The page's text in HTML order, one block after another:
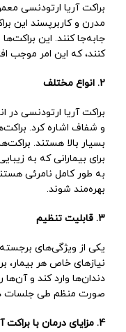
براکت آریا ارتودنسی
مدرن و کاربرپسند این
جابه‌جا کنند. این
کنند، که این امر موجب
2. انواع مختلف
براکت آریا ارتودنسی
و شفاف اشاره کرد.
بسیار بالا هستند.
به طور کامل نامرئی
بهره‌مند شوند.
3. قابلیت تنظیم
یکی از ویژگی‌های
نیازهای خاص هر بیمار،
دندان‌ها وارد کند و
صورت منظم طی جلسات
4. مزایای درمان با براکت آریا